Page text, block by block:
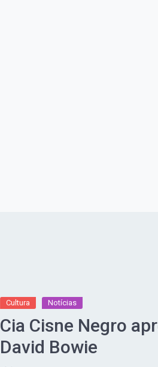
Cultura Notícias
Cia Cisne Negro
David Bowie